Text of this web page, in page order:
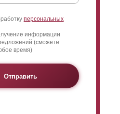
персональных
информации
(сможете
время)
Отправить